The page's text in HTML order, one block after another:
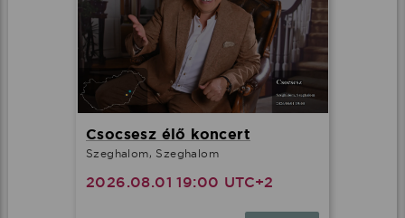
Csocsesz élő koncert
Szeghalom, Szeghalom
2026.08.01 19:00 UTC+2